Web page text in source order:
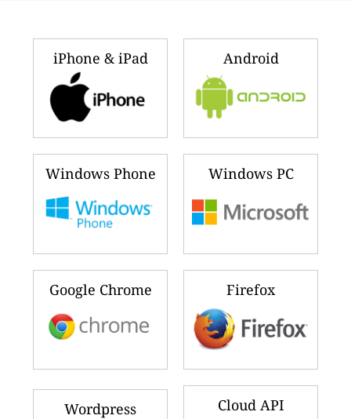
iPhone & iPad Android
Windows Phone Windows PC
Google Chrome Firefox
Wordpress Cloud API